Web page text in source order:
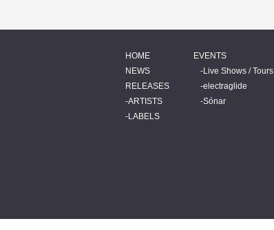
HOME
NEWS
RELEASES
ARTISTS
LABELS
EVENTS
Live Shows / Tours
electraglide
Sónar